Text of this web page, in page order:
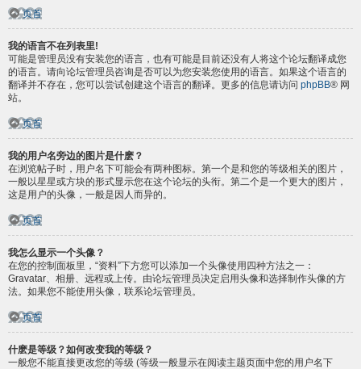
页首
我的语言不在列表里!
可能是管理员没有安装您的语言，也有可能是目前还没有人将这个论坛翻译成您
的语言。请向论坛管理员咨询是否可以为您安装您使用的语言。如果这个语言的
翻译并不存在，您可以尝试创建这个语言的翻译。更多的信息请访问 phpBB® 网
站。
页首
我的用户名旁边的图片是什麽？
在浏览帖子时，用户名下可能会有两种图标。第一个是和您的等级相关的图片，
一般以星星或方块的形式显示您在这个论坛的头衔。第二个是一个更大的图片，
这是用户的头像，一般是因人而异的。
页首
我怎么显示一个头像？
在您的控制面板里，“资料”下方您可以添加一个头像使用四种方法之一：
Gravatar、相册、远程或上传。由论坛管理员决定启用头像和选择制作头像的方
法。如果您不能使用头像，联系论坛管理员。
页首
什麽是等级？如何改变我的等级？
一般您不能直接更改您的等级 (等级一般显示在阅读主题页面中您的用户名下